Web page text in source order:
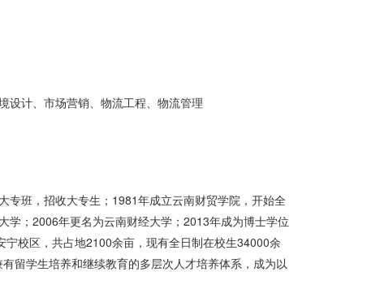
设计、市场营销、物流工程、物流管理
专班，招收大专生；1981年成立云南财贸学院，开始全
学；2006年更名为云南财经大学；2013年成为博士学位
校区，共占地2100余亩，现有全日制在校生34000余
留学生培养和继续教育的多层次人才培养体系，成为以